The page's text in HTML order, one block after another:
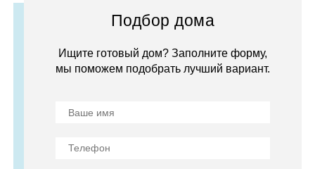
Подбор дома
Ищите готовый дом? Заполните форму,
мы поможем подобрать лучший вариант.